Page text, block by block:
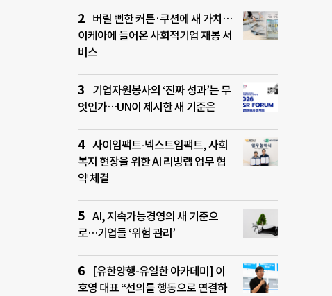
버릴 뻔한 커튼·쿠션에 새 가치…
이케아에 들어온 사회적기업 재봉 서
비스
기업자원봉사의 ‘진짜 성과’는 무
엇인가…UN이 제시한 새 기준은
사이임팩트-넥스트임팩트, 사회
복지 현장을 위한 AI 리빙랩 업무 협
약 체결
AI, 지속가능경영의 새 기준으
로…기업들 ‘위험 관리’
[유한양행-유일한 아카데미] 이
호영 대표 “선의를 행동으로 연결하